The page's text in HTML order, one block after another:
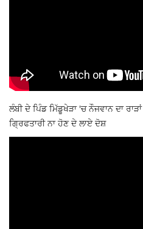
ਲੰਬੀ ਦੇ ਪਿੰਡ ਮਿੱਡੂਖੇੜਾ 'ਚ ਨੌਜਵਾਨ ਦਾ
ਗ੍ਰਿਫਤਾਰੀ ਨਾ ਹੋਣ ਦੇ ਲਾਏ ਦੋਸ਼